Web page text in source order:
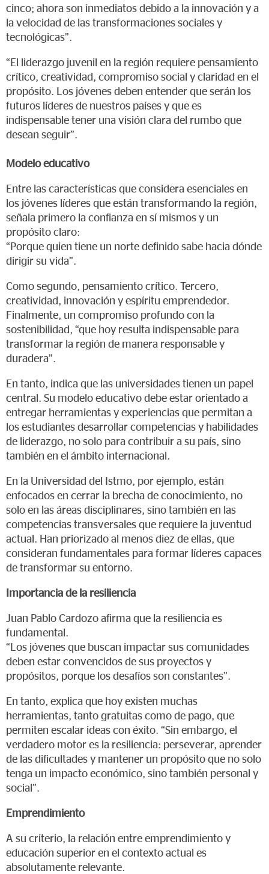
cinco; ahora son inmediatos debido a la innovación y a
la velocidad de las transformaciones sociales y
tecnológicas”.
“El liderazgo juvenil en la región requiere pensamiento
crítico, creatividad, compromiso social y claridad en el
propósito. Los jóvenes deben entender que serán los
futuros líderes de nuestros países y que es
indispensable tener una visión clara del rumbo que
desean seguir”.
Modelo educativo
Entre las características que considera esenciales en
los jóvenes líderes que están transformando la región,
señala primero la confianza en sí mismos y un
propósito claro:
“Porque quien tiene un norte definido sabe hacia dónde
dirigir su vida”.
Como segundo, pensamiento crítico. Tercero,
creatividad, innovación y espíritu emprendedor.
Finalmente, un compromiso profundo con la
sostenibilidad, “que hoy resulta indispensable para
transformar la región de manera responsable y
duradera”.
En tanto, indica que las universidades tienen un papel
central. Su modelo educativo debe estar orientado a
entregar herramientas y experiencias que permitan a
los estudiantes desarrollar competencias y habilidades
de liderazgo, no solo para contribuir a su país, sino
también en el ámbito internacional.
En la Universidad del Istmo, por ejemplo, están
enfocados en cerrar la brecha de conocimiento, no
solo en las áreas disciplinares, sino también en las
competencias transversales que requiere la juventud
actual. Han priorizado al menos diez de ellas, que
consideran fundamentales para formar líderes capaces
de transformar su entorno.
Importancia de la resiliencia
Juan Pablo Cardozo afirma que la resiliencia es
fundamental.
“Los jóvenes que buscan impactar sus comunidades
deben estar convencidos de sus proyectos y
propósitos, porque los desafíos son constantes”.
En tanto, explica que hoy existen muchas
herramientas, tanto gratuitas como de pago, que
permiten escalar ideas con éxito. “Sin embargo, el
verdadero motor es la resiliencia: perseverar, aprender
de las dificultades y mantener un propósito que no solo
tenga un impacto económico, sino también personal y
social”.
Emprendimiento
A su criterio, la relación entre emprendimiento y
educación superior en el contexto actual es
absolutamente relevante.